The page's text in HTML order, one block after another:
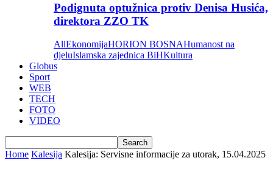
Podignuta optužnica protiv Denisa Husića,
direktora ZZO TK
AllEkonomijaHORION BOSNAHumanost na
djeluIslamska zajednica BiHKultura
Globus
Sport
WEB
TECH
FOTO
VIDEO
Home Kalesija Kalesija: Servisne informacije za utorak, 15.04.2025